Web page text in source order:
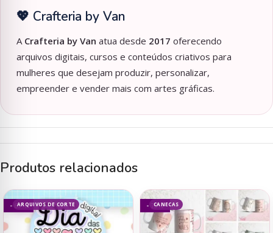
💖 Crafteria by Van
A Crafteria by Van atua desde 2017 oferecendo
arquivos digitais, cursos e conteúdos criativos para
mulheres que desejam produzir, personalizar,
empreender e vender mais com artes gráficas.
Produtos relacionados
ARQUIVOS DE CORTE
- 63% CANECAS
- 75%